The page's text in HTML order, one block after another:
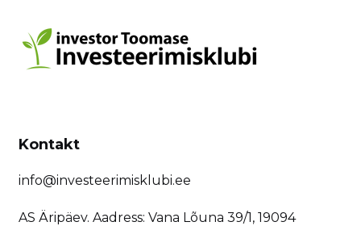
Kontakt
info@investeerimisklubi.ee
AS Äripäev. Aadress: Vana Lõuna 39/1, 19094